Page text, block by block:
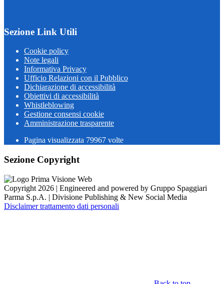
Sezione Link Utili
Cookie policy
Note legali
Informativa Privacy
Ufficio Relazioni con il Pubblico
Dichiarazione di accessibilità
Obiettivi di accessibilità
Whistleblowing
Gestione consensi cookie
Amministrazione trasparente
Pagina visualizzata 79967 volte
Sezione Copyright
Copyright 2026 | Engineered and powered by Gruppo Spaggiari
Parma S.p.A. | Divisione Publishing & New Social Media
Disclaimer trattamento dati personali